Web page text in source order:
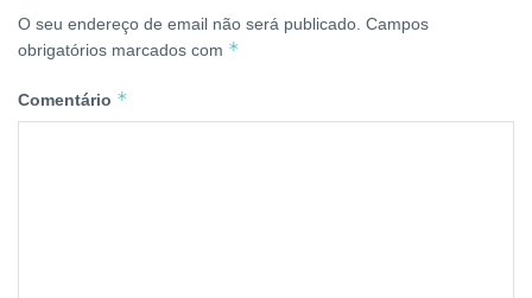
O seu endereço de email não será publicado. Campos
obrigatórios marcados com *
Comentário *